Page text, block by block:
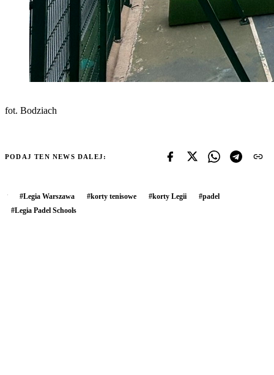
fot. Bodziach
PODAJ TEN NEWS DALEJ:
#Legia Warszawa #korty tenisowe #korty Legii #padel
#Legia Padel Schools